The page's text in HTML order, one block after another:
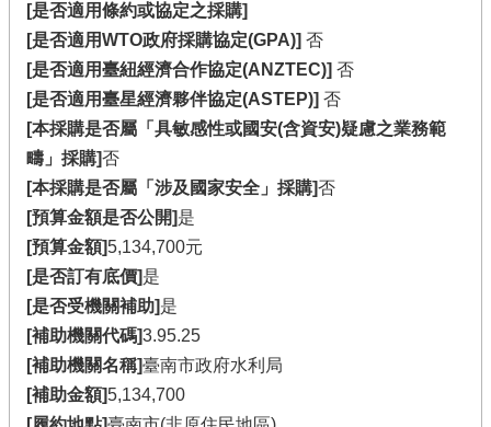
[是否適用條約或協定之採購]
[是否適用WTO政府採購協定(GPA)] 否
[是否適用臺紐經濟合作協定(ANZTEC)] 否
[是否適用臺星經濟夥伴協定(ASTEP)] 否
[本採購是否屬「具敏感性或國安(含資安)疑慮之業務範
疇」採購]否
[本採購是否屬「涉及國家安全」採購]否
[預算金額是否公開]是
[預算金額]5,134,700元
[是否訂有底價]是
[是否受機關補助]是
[補助機關代碼]3.95.25
[補助機關名稱]臺南市政府水利局
[補助金額]5,134,700